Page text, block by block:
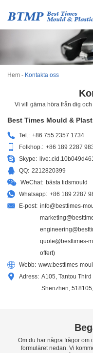
Hem - Kontakta oss
Vi vill gärna höra från dig
Best Times Mould &
Tel.: +86 755 2357 1734
Folkhop.: +86 189 2287
Skype:
QQ: 2212820399
WeChat: bästa tidsmould
Whatsapp: +86 189 2287
E-post: info@besttimes-
quote@besttimes-
offert)
Webb: www.besttimes-
Adress: A105, Tantou
Shenzhen,
Om du har några frågor om
formuläret nedan. Vi